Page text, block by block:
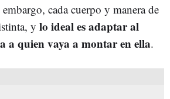
cada cuerpo y manera de
y lo ideal es adaptar al
a quien vaya a montar en ella.